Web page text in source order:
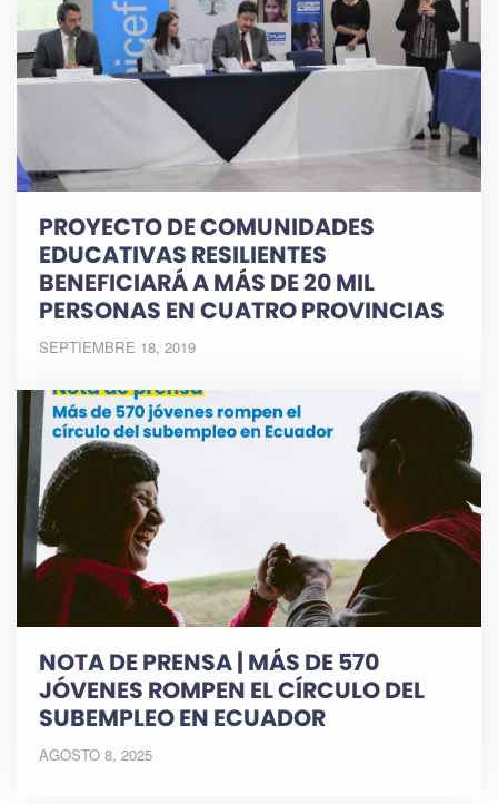
PROYECTO DE COMUNIDADES
EDUCATIVAS RESILIENTES
BENEFICIARÁ A MÁS DE 20 MIL
PERSONAS EN CUATRO PROVINCIAS
SEPTIEMBRE 18, 2019
NOTA DE PRENSA | MÁS DE 570
JÓVENES ROMPEN EL CÍRCULO DEL
SUBEMPLEO EN ECUADOR
AGOSTO 8, 2025